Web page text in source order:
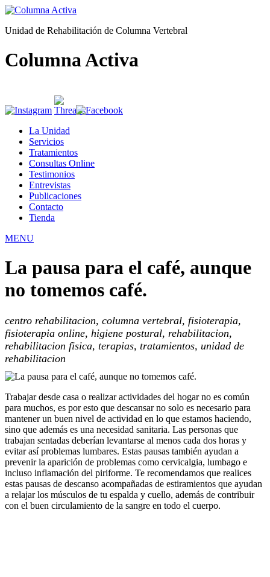
Unidad de Rehabilitación de Columna Vertebral
Columna Activa
La Unidad
Servicios
Tratamientos
Consultas Online
Testimonios
Entrevistas
Publicaciones
Contacto
Tienda
MENU
La pausa para el café, aunque
no tomemos café.
centro rehabilitacion, columna vertebral, fisioterapia,
fisioterapia online, higiene postural, rehabilitacion,
rehabilitacion fisica, terapias, tratamientos, unidad de
rehabilitacion
Trabajar desde casa o realizar actividades del hogar no es común
para muchos, es por esto que descansar no solo es necesario para
mantener un buen nivel de actividad en lo que estamos haciendo,
sino que además es una necesidad sanitaria. Las personas que
trabajan sentadas deberían levantarse al menos cada dos horas y
evitar así problemas lumbares. Estas pausas también ayudan a
prevenir la aparición de problemas como cervicalgia, lumbago e
incluso inflamación del piriforme. Te recomendamos que realices
estas pausas de descanso acompañadas de estiramientos que ayudan
a relajar los músculos de tu espalda y cuello, además de contribuir
con el buen circulamiento de la sangre en todo el cuerpo.